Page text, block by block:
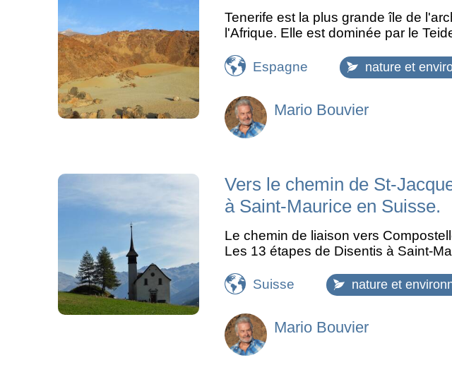
Tenerife est la plus grande île de
l'Afrique. Elle est dominée par le
Espagne nature et
Mario Bouvier
Vers le chemin de St-
à Saint-Maurice en Suisse.
Le chemin de liaison vers
Les 13 étapes de Disentis à Saint-
Suisse nature et
Mario Bouvier